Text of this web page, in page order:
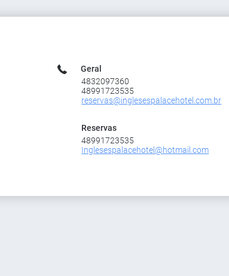
Geral
4832097360
48991723535
reservas@inglesespalacehotel.com.br
Reservas
48991723535
Inglesespalacehotel@hotmail.com